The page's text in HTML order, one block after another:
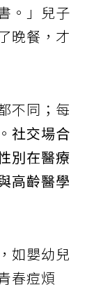
。」兒子
晚餐，才
不同；每
社交場合
別在醫療
高齡醫學
如嬰幼兒
春痘煩